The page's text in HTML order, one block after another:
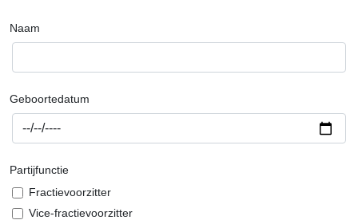
Naam
Geboortedatum
Partijfunctie
Fractievoorzitter
Vice-fractievoorzitter